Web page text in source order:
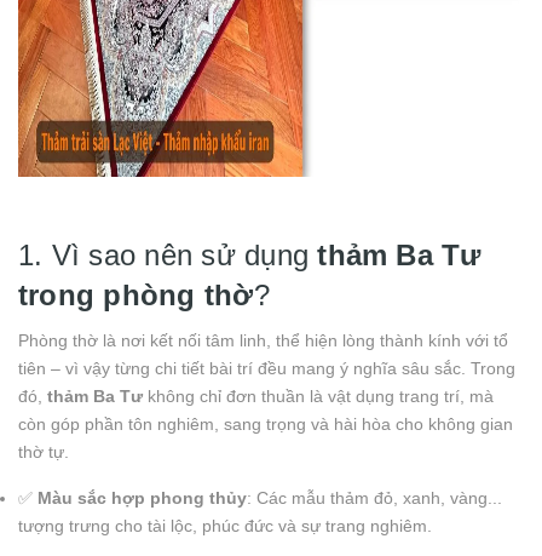
1. Vì sao nên sử dụngthảm Ba Tư
trong phòng thờ?
Phòng thờ là nơi kết nối tâm linh, thể hiện lòng thành kính với tổ
tiên – vì vậy từng chi tiết bài trí đều mang ý nghĩa sâu sắc. Trong
đó, thảm Ba Tư không chỉ đơn thuần là vật dụng trang trí, mà
còn góp phần tôn nghiêm, sang trọng và hài hòa cho không gian
thờ tự.
✅ Màu sắc hợp phong thủy: Các mẫu thảm đỏ, xanh, vàng...
tượng trưng cho tài lộc, phúc đức và sự trang nghiêm.